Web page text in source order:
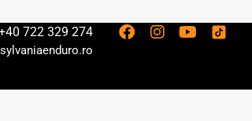
722 329 274